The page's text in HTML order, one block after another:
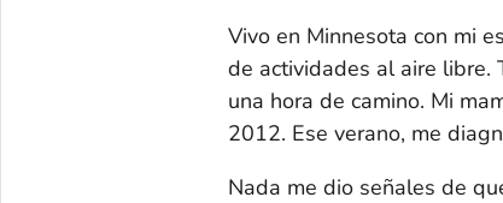
Vivo en Minnesota con mi
de actividades al aire libre.
una hora de camino. Mi
2012. Ese verano, me
Nada me dio señales de